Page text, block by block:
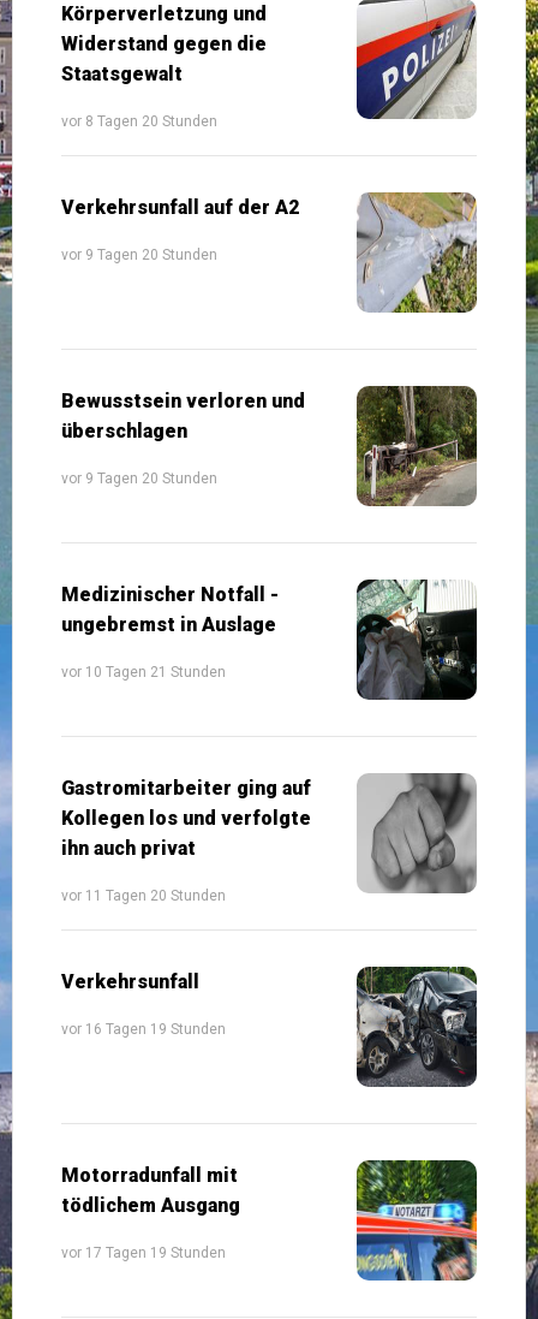
Körperverletzung und
Widerstand gegen die
Staatsgewalt
vor 8 Tagen 20 Stunden
Verkehrsunfall auf der A2
vor 9 Tagen 20 Stunden
Bewusstsein verloren und
überschlagen
vor 9 Tagen 20 Stunden
Medizinischer Notfall -
ungebremst in Auslage
vor 10 Tagen 21 Stunden
Gastromitarbeiter ging auf
Kollegen los und verfolgte
ihn auch privat
vor 11 Tagen 20 Stunden
Verkehrsunfall
vor 16 Tagen 19 Stunden
Motorradunfall mit
tödlichem Ausgang
vor 17 Tagen 19 Stunden